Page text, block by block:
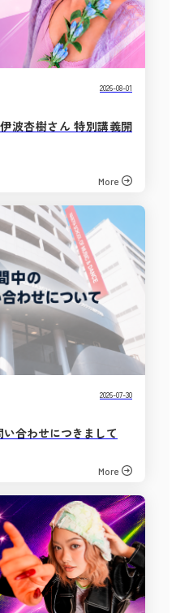
2026-08-01
波杏樹さん 特別講義開
More
2026-07-30
合わせにつきまして
More